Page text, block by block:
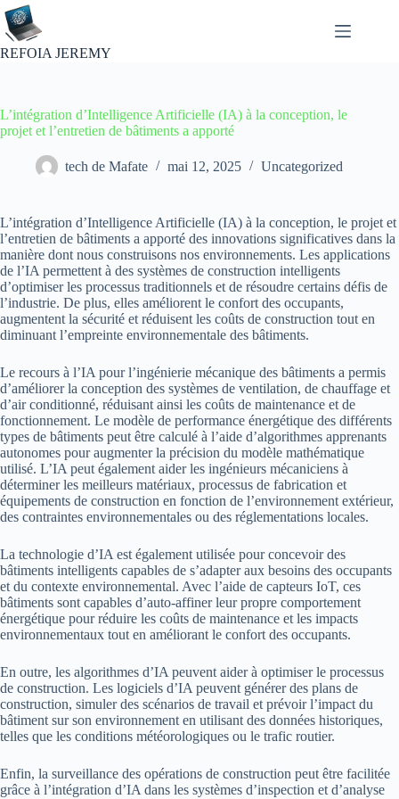
Passer
au
contenu
REFOIA JEREMY
L’intégration d’Intelligence Artificielle (IA) à la conception, le
projet et l’entretien de bâtiments a apporté
tech de Mafate mai 12, 2025 Uncategorized
L’intégration d’Intelligence Artificielle (IA) à la conception, le projet et
l’entretien de bâtiments a apporté des innovations significatives dans la
manière dont nous construisons nos environnements. Les applications
de l’IA permettent à des systèmes de construction intelligents
d’optimiser les processus traditionnels et de résoudre certains défis de
l’industrie. De plus, elles améliorent le confort des occupants,
augmentent la sécurité et réduisent les coûts de construction tout en
diminuant l’empreinte environnementale des bâtiments.
Le recours à l’IA pour l’ingénierie mécanique des bâtiments a permis
d’améliorer la conception des systèmes de ventilation, de chauffage et
d’air conditionné, réduisant ainsi les coûts de maintenance et de
fonctionnement. Le modèle de performance énergétique des différents
types de bâtiments peut être calculé à l’aide d’algorithmes apprenants
autonomes pour augmenter la précision du modèle mathématique
utilisé. L’IA peut également aider les ingénieurs mécaniciens à
déterminer les meilleurs matériaux, processus de fabrication et
équipements de construction en fonction de l’environnement extérieur,
des contraintes environnementales ou des réglementations locales.
La technologie d’IA est également utilisée pour concevoir des
bâtiments intelligents capables de s’adapter aux besoins des occupants
et du contexte environnemental. Avec l’aide de capteurs IoT, ces
bâtiments sont capables d’auto-affiner leur propre comportement
énergétique pour réduire les coûts de maintenance et les impacts
environnementaux tout en améliorant le confort des occupants.
En outre, les algorithmes d’IA peuvent aider à optimiser le processus
de construction. Les logiciels d’IA peuvent générer des plans de
construction, simuler des scénarios de travail et prévoir l’impact du
bâtiment sur son environnement en utilisant des données historiques,
telles que les conditions météorologiques ou le trafic routier.
Enfin, la surveillance des opérations de construction peut être facilitée
grâce à l’intégration d’IA dans les systèmes d’inspection et d’analyse